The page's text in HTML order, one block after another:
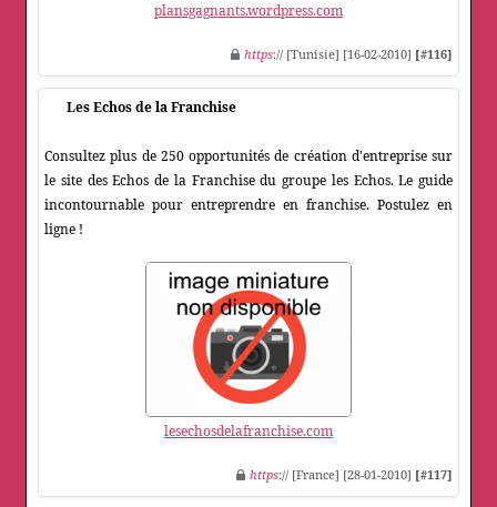
plansgagnants.wordpress.com
https:// [Tunisie] [16-02-2010] [#116]
Les Echos de la Franchise
Consultez plus de 250 opportunités de création d'entreprise sur
le site des Echos de la Franchise du groupe les Echos. Le guide
incontournable pour entreprendre en franchise. Postulez en
ligne !
lesechosdelafranchise.com
https:// [France] [28-01-2010] [#117]